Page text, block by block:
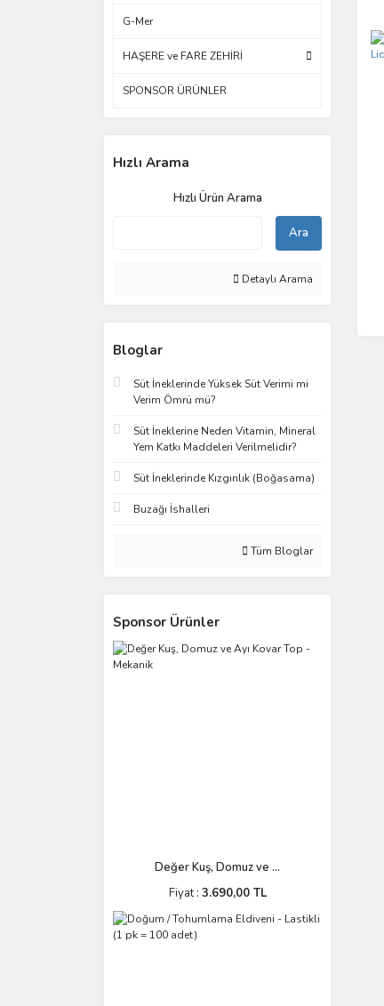
G-Mer
HAŞERE ve FARE ZEHİRİ
SPONSOR ÜRÜNLER
Hızlı Arama
Hızlı Ürün Arama
Ara
Detaylı Arama
Bloglar
Süt İneklerinde Yüksek Süt Verimi mi
Verim Ömrü mü?
Süt İneklerine Neden Vitamin, Mineral
Yem Katkı Maddeleri Verilmelidir?
Süt İneklerinde Kızgınlık (Boğasama)
Buzağı İshalleri
Tüm Bloglar
Sponsor Ürünler
Değer Kuş, Domuz ve ...
Fiyat : 3.690,00 TL